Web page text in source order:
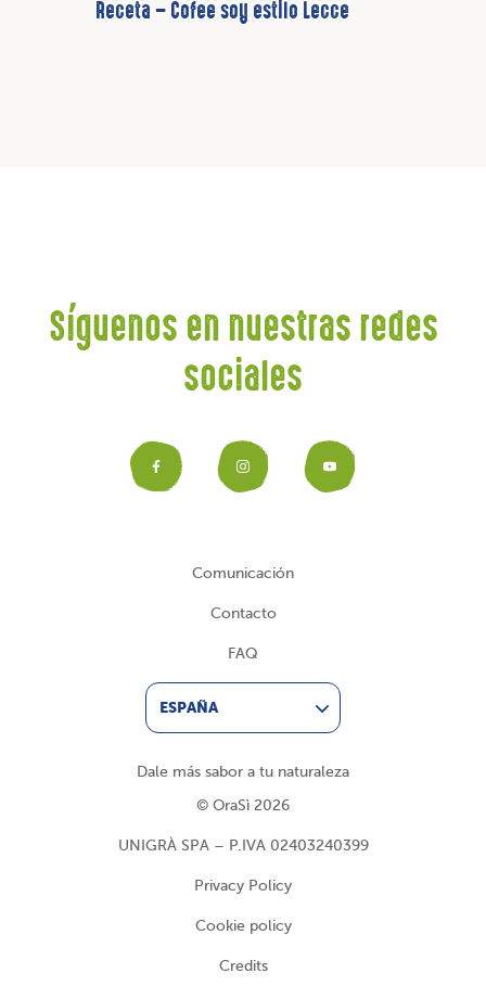
Receta – Cofee soy estilo Lecce
Síguenos en nuestras redes
sociales
Facebook
Instagram
Comunicación
Contacto
FAQ
ESPAÑA
Dale más sabor a tu naturaleza
© OraSì 2026
UNIGRÀ SPA – P.IVA 02403240399
Privacy Policy
Cookie policy
Credits